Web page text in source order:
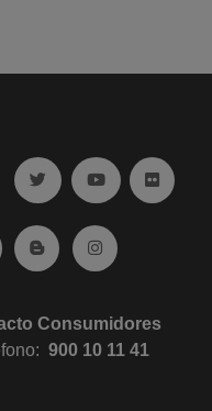
facebook (abre en ventana
Ir a twitter (abre en
Ir a YouTube
Ir a
Linkedin (abre en ventana
Ir al Blog (abre en
Ir a Instagram
Consumidores
900 10 11 41